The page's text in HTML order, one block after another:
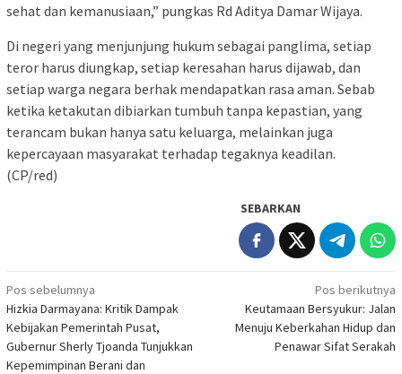
sehat dan kemanusiaan,” pungkas Rd Aditya Damar Wijaya.
Di negeri yang menjunjung hukum sebagai panglima, setiap
teror harus diungkap, setiap keresahan harus dijawab, dan
setiap warga negara berhak mendapatkan rasa aman. Sebab
ketika ketakutan dibiarkan tumbuh tanpa kepastian, yang
terancam bukan hanya satu keluarga, melainkan juga
kepercayaan masyarakat terhadap tegaknya keadilan.
(CP/red)
SEBARKAN
Navigasi
pos
Pos sebelumnya
Hizkia Darmayana: Kritik Dampak
Kebijakan Pemerintah Pusat,
Gubernur Sherly Tjoanda Tunjukkan
Kepemimpinan Berani dan
Pos berikutnya
Keutamaan Bersyukur: Jalan
Menuju Keberkahan Hidup dan
Penawar Sifat Serakah